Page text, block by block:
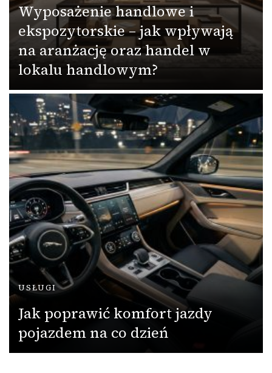
Wyposażenie handlowe i
ekspozytorskie – jak wpływają
na aranżację oraz handel w
lokalu handlowym?
USŁUGI
Jak poprawić komfort jazdy
pojazdem na co dzień